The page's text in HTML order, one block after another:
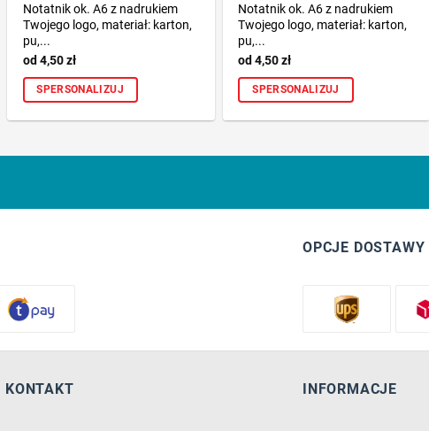
Notatnik ok. A6 z nadrukiem
Twojego logo, materiał: karton,
pu,...
4,50zł
SPERSONALIZUJ
Notatnik ok. A6 z nadrukiem
Twojego logo, materiał: karton,
pu,...
4,50zł
SPERSONALIZUJ
OPCJE DOSTAWY
KONTAKT INFORMACJE